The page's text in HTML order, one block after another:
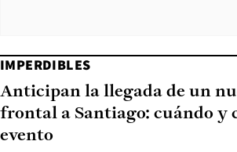
IMPERDIBLES
Anticipan la llegada de un
frontal a Santiago: cuándo y
evento